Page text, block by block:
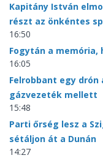
Kapitány István
részt az önkéntes
16:50
Fogytán a
16:05
Felrobbant egy
gázvezeték mellett
15:48
Parti őrség lesz a
sétáljon át a Dunán
14:27